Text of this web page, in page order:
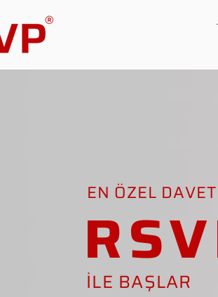
EN ÖZEL
İLE BAŞLAR